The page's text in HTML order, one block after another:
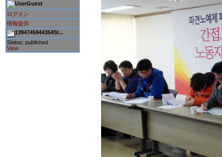
Guest
ログイン
情報提供
1394745944354St...
Status: published
View